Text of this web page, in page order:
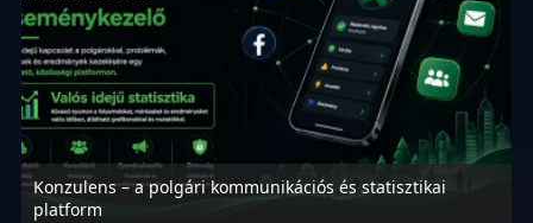
Konzulens – a polgári kommunikációs és statisztikai
platform